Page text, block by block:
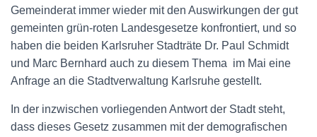
Gemeinderat immer wieder mit den Auswirkungen der gut
gemeinten grün-roten Landesgesetze konfrontiert, und so
haben die beiden Karlsruher Stadträte Dr. Paul Schmidt
und Marc Bernhard auch zu diesem Thema im Mai eine
Anfrage an die Stadtverwaltung Karlsruhe gestellt.
In der inzwischen vorliegenden Antwort der Stadt steht,
dass dieses Gesetz zusammen mit der demografischen